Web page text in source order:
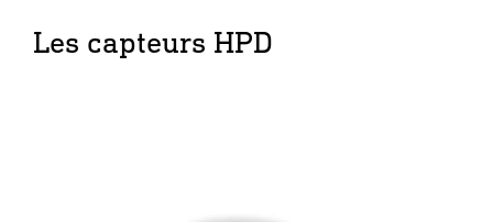
Les capteurs HPD